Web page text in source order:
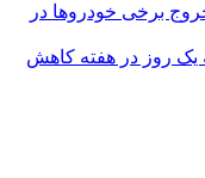
برخی خودروها در
روز در هفته کاهش